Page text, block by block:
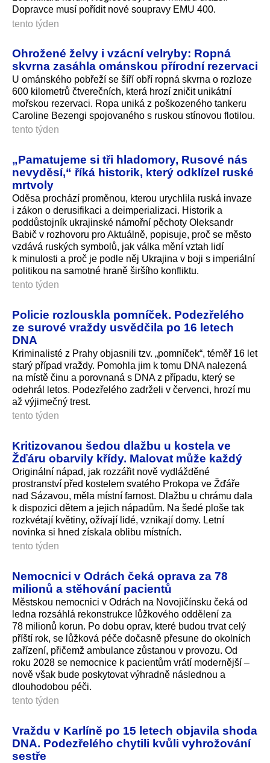
Dopravce musí pořídit nové soupravy EMU 400.
tento týden
Ohrožené želvy i vzácní velryby: Ropná
skvrna zasáhla ománskou přírodní rezervaci
U ománského pobřeží se šíří obří ropná skvrna o rozloze
600 kilometrů čtverečních, která hrozí zničit unikátní
mořskou rezervaci. Ropa uniká z poškozeného tankeru
Caroline Bezengi spojovaného s ruskou stínovou flotilou.
tento týden
„Pamatujeme si tři hladomory, Rusové nás
nevyděsí,“ říká historik, který odklízel ruské
mrtvoly
Oděsa prochází proměnou, kterou urychlila ruská invaze
i zákon o derusifikaci a deimperializaci. Historik a
poddůstojník ukrajinské námořní pěchoty Oleksandr
Babič v rozhovoru pro Aktuálně, popisuje, proč se město
vzdává ruských symbolů, jak válka mění vztah lidí
k minulosti a proč je podle něj Ukrajina v boji s imperiální
politikou na samotné hraně širšího konfliktu.
tento týden
Policie rozlouskla pomníček. Podezřelého
ze surové vraždy usvědčila po 16 letech
DNA
Kriminalisté z Prahy objasnili tzv. „pomníček“, téměř 16 let
starý případ vraždy. Pomohla jim k tomu DNA nalezená
na místě činu a porovnaná s DNA z případu, který se
odehrál letos. Podezřelého zadrželi v červenci, hrozí mu
až výjimečný trest.
tento týden
Kritizovanou šedou dlažbu u kostela ve
Žďáru obarvily křídy. Malovat může každý
Originální nápad, jak rozzářit nově vydlážděné
prostranství před kostelem svatého Prokopa ve Žďáře
nad Sázavou, měla místní farnost. Dlažbu u chrámu dala
k dispozici dětem a jejich nápadům. Na šedé ploše tak
rozkvétají květiny, ožívají lidé, vznikají domy. Letní
novinka si hned získala oblibu místních.
tento týden
Nemocnici v Odrách čeká oprava za 78
milionů a stěhování pacientů
Městskou nemocnici v Odrách na Novojičínsku čeká od
ledna rozsáhlá rekonstrukce lůžkového oddělení za
78 milionů korun. Po dobu oprav, které budou trvat celý
příští rok, se lůžková péče dočasně přesune do okolních
zařízení, přičemž ambulance zůstanou v provozu. Od
roku 2028 se nemocnice k pacientům vrátí modernější –
nově však bude poskytovat výhradně následnou a
dlouhodobou péči.
tento týden
Vraždu v Karlíně po 15 letech objavila shoda
DNA. Podezřelého chytili kvůli vyhrožování
sestře